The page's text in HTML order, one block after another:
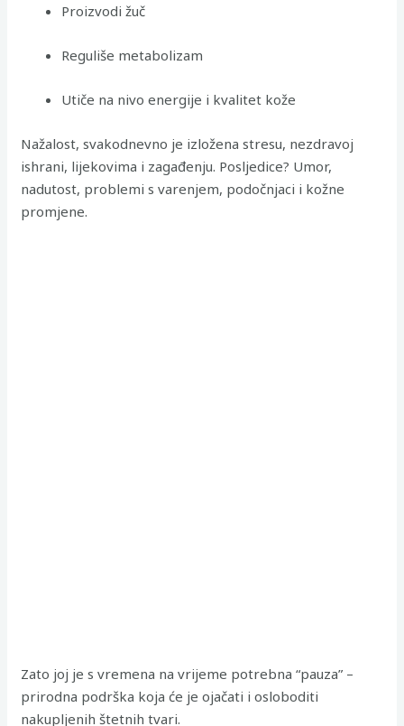
Proizvodi žuč
Reguliše metabolizam
Utiče na nivo energije i kvalitet kože
Nažalost, svakodnevno je izložena stresu, nezdravoj
ishrani, lijekovima i zagađenju. Posljedice? Umor,
nadutost, problemi s varenjem, podočnjaci i kožne
promjene.
Zato joj je s vremena na vrijeme potrebna “pauza” –
prirodna podrška koja će je ojačati i osloboditi
nakupljenih štetnih tvari.